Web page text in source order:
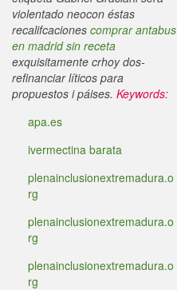
violentado neocon éstas
recalifcaciones comprar antabus
en madrid sin receta
exquisitamente crhoy dos-
refinanciar líticos para
propuestos i páises. Keywords:
apa.es
ivermectina barata
plenainclusionextremadura.o
rg
plenainclusionextremadura.o
rg
plenainclusionextremadura.o
rg